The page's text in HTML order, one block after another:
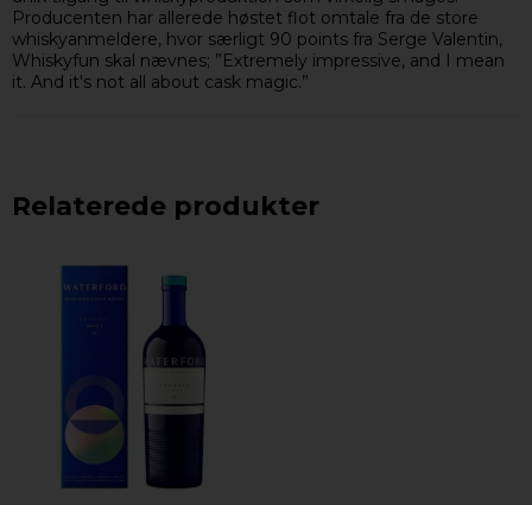
Producenten har allerede høstet flot omtale fra de store
whiskyanmeldere, hvor særligt 90 points fra Serge Valentin,
Whiskyfun skal nævnes; ”Extremely impressive, and I mean
it. And it's not all about cask magic.”
Relaterede produkter